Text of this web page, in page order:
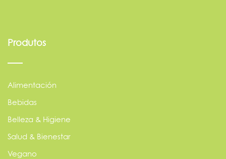
Produtos
Alimentación
Bebidas
Belleza & Higiene
Salud & Bienestar
Vegano